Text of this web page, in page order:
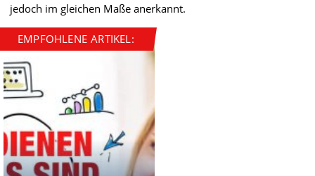
jedoch im gleichen Maße anerkannt.
EMPFOHLENE ARTIKEL: